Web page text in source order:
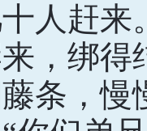
人赶
，绑得
条，慢